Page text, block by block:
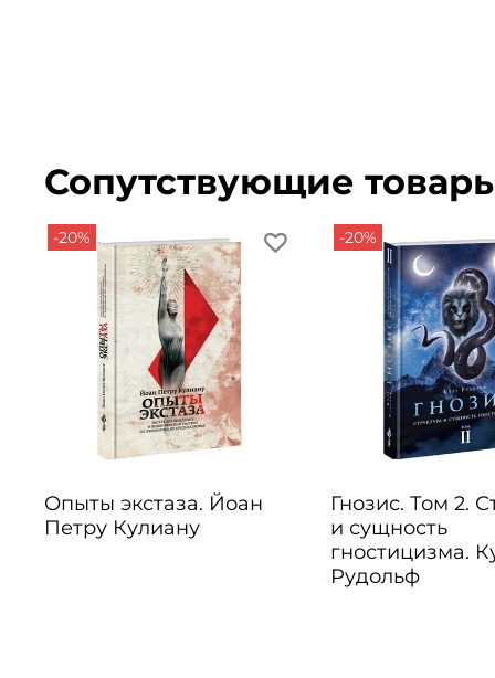
Сопутствующие
-20%
Опыты экстаза. Йоан
Петру Кулиану
-20%
Гнозис. Том 2.
и сущность
гностицизма.
Рудольф